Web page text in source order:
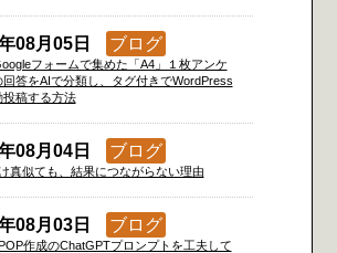
08月05日 ブログ
フォームで集めた「A4」１枚アンケ
回答をAIで分類し、タグ付きでWordPress
投稿する方法
08月04日 ブログ
真似ても、結果につながらない理由
08月03日 ブログ
作成のChatGPTプロンプトを工夫して